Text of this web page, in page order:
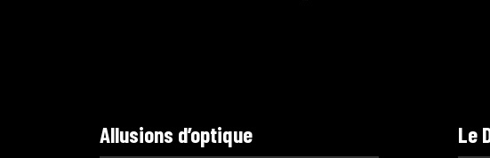
Allusions d’optique Le